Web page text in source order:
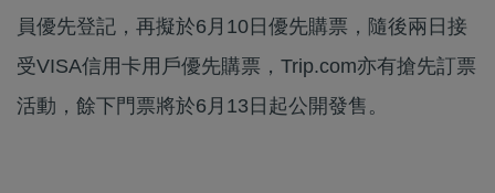
員優先登記，再擬於6月10日優先購票，隨後兩日接
受VISA信用卡用戶優先購票，Trip.com亦有搶先訂票
活動，餘下門票將於6月13日起公開發售。